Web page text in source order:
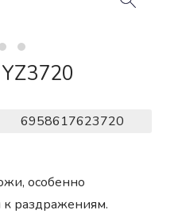
6958617623720
особенно
к раздражениям.